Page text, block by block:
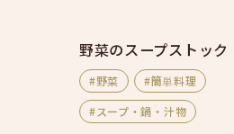
野菜のスープストック
#野菜
#簡単料理
#スープ・鍋・汁物